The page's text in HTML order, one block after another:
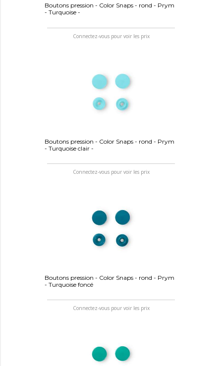
Boutons pression - Color Snaps - rond - Prym
- Turquoise -
Connectez-vous pour voir les prix
Boutons pression - Color Snaps - rond - Prym
- Turquoise clair -
Connectez-vous pour voir les prix
Boutons pression - Color Snaps - rond - Prym
- Turquoise foncé
Connectez-vous pour voir les prix